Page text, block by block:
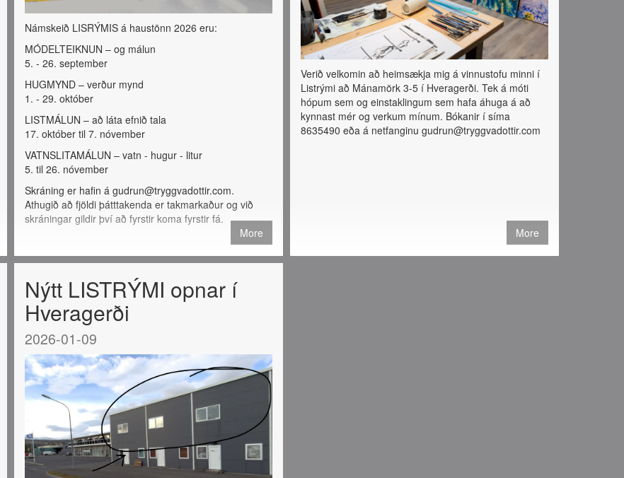
Námskeið LISRÝMIS á haustönn 2026 eru:
MÓDELTEIKNUN – og málun
5. - 26. september
HUGMYND – verður mynd
1. - 29. október
LISTMÁLUN – að láta efnið tala
17. október til 7. nóvember
VATNSLITAMÁLUN – vatn - hugur - litur
5. til 26. nóvember
Skráning er hafin á gudrun@tryggvadottir.com.
Athugið að fjöldi þátttakenda er takmarkaður og við
skráningar gildir því að fyrstir koma fyrstir fá.
More
Verið velkomin að heimsækja mig á vinnustofu minni í
Listrými að Mánamörk 3-5 í Hveragerði. Tek á móti
hópum sem og einstaklingum sem hafa áhuga á að
kynnast mér og verkum mínum. Bókanir í síma
8635490 eða á netfanginu gudrun@tryggvadottir.com
More
Nýtt LISTRÝMI opnar í
Hveragerði
2026-01-09